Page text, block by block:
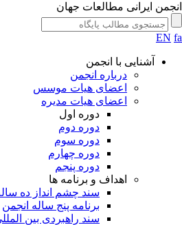
ایرانی مطالعات جهان
EN
آشنایی با انجمن
درباره انجمن
اعضای هیات موسس
اعضای هیات مدیره
دوره اول
دوره دوم
دوره سوم
دوره چهارم
دوره پنجم
اهداف و برنامه ها
سند چشم انداز ده ساله
برنامه پنج ساله انجمن
سند راهبردی بین المللی